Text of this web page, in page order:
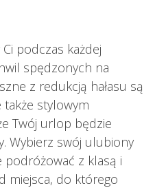
podczas każdej
spędzonych na
z redukcją hałasu są
stylowym
Twój urlop będzie
Wybierz swój ulubiony
podróżować z klasą i
miejsca, do którego